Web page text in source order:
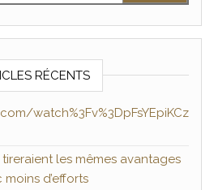
RÉCENTS
watch%3Fv%3DpFsYEpiKCz
les mêmes avantages
d’efforts